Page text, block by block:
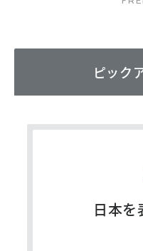
ピック
日本を